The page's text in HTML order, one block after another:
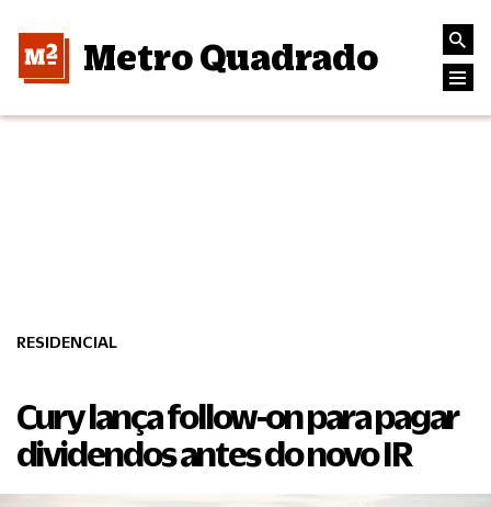
Metro Quadrado
RESIDENCIAL
Cury lança follow-on para pagar
dividendos antes do novo IR